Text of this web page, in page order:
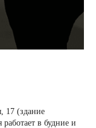
17 (здание
в будние и